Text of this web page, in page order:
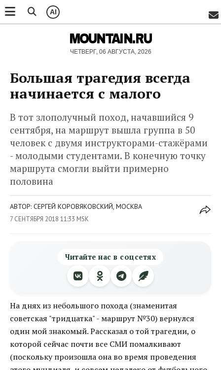
AI
MOUNTAIN.RU
ЧЕТВЕРГ, 06 АВГУСТА, 2026
Большая трагедия всегда
начинается с малого
В тот злополучный поход, начавшийся 9
сентября, на маршрут вышла группа в 50
человек с двумя инструкторами-стажёрами
- молодыми студентами. В конечную точку
маршрута смогли выйти примерно
половина
АВТОР: СЕРГЕЙ КОРОВЯКОВСКИЙ, МОСКВА
7 СЕНТЯБРЯ 2018 11:33 MSK
Читайте нас в соцсетях
На днях из небольшого похода (знаменитая
советская "тридцатка" - маршрут №30) вернулся
один мой знакомый. Рассказал о той трагедии, о
которой сейчас почти все СМИ помалкивают
(поскольку произошла она во время проведения